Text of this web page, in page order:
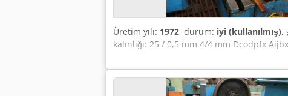
Üretim yılı: 1972, durum: iyi (kullanılmış),
kalınlığı: 25 / 0,5 mm 4/4 mm Dcodpfx